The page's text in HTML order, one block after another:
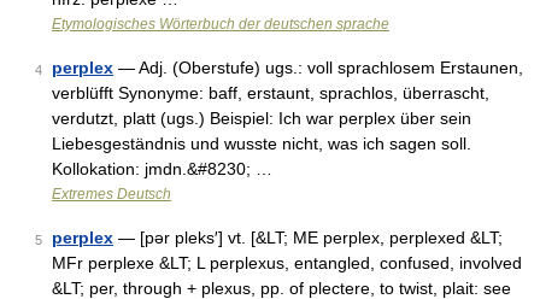
Etymologisches Wörterbuch der deutschen sprache
4 perplex — Adj. (Oberstufe) ugs.: voll sprachlosem Erstaunen,
verblüfft Synonyme: baff, erstaunt, sprachlos, überrascht,
verdutzt, platt (ugs.) Beispiel: Ich war perplex über sein
Liebesgeständnis und wusste nicht, was ich sagen soll.
Kollokation: jmdn.&#8230; …
Extremes Deutsch
5 perplex — [pər pleks′] vt. [&LT; ME perplex, perplexed &LT;
MFr perplexe &LT; L perplexus, entangled, confused, involved
&LT; per, through + plexus, pp. of plectere, to twist, plait: see